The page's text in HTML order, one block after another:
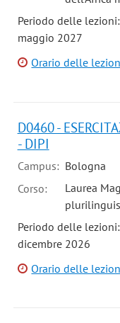
Periodo delle
maggio 2027
Orario delle
D0460 -
- DIPI
Campus: Bologna
Corso:
Laurea
Periodo delle
dicembre 2026
Orario delle